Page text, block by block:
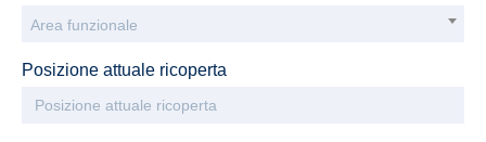
Area funzionale
Posizione attuale ricoperta